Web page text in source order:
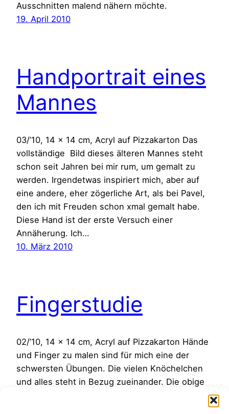
Ausschnitten malend nähern möchte.
19. April 2010
Handportrait eines
Mannes
03/’10, 14 x 14 cm, Acryl auf Pizzakarton Das
vollständige Bild dieses älteren Mannes steht
schon seit Jahren bei mir rum, um gemalt zu
werden. Irgendetwas inspiriert mich, aber auf
eine andere, eher zögerliche Art, als bei Pavel,
den ich mit Freuden schon xmal gemalt habe.
Diese Hand ist der erste Versuch einer
Annäherung. Ich…
10. März 2010
Fingerstudie
02/’10, 14 x 14 cm, Acryl auf Pizzakarton Hände
und Finger zu malen sind für mich eine der
schwersten Übungen. Die vielen Knöchelchen
und alles steht in Bezug zueinander. Die obige